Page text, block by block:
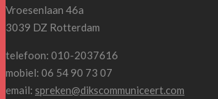
Vroesenlaan 46a
3039 DZ Rotterdam
telefoon: 010-2037616
mobiel: 06 54 90 73 07
email: spreken@dikscommuniceert.com